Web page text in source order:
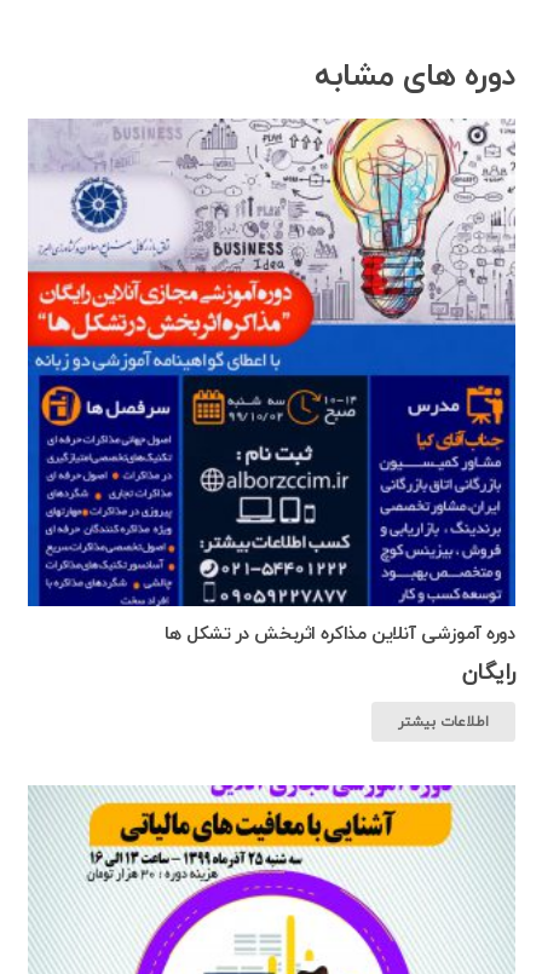
دوره های مشابه
دوره آموزشی آنلاین مذاکره اثربخش در تشکل ها
رایگان
اطلاعات بیشتر